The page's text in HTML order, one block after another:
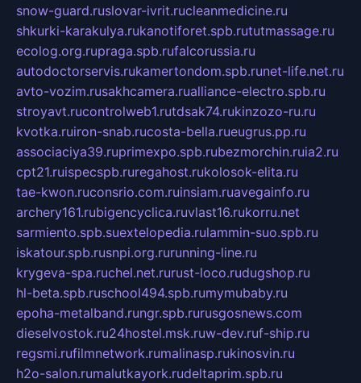
snow-guard.ruslovar-ivrit.rucleanmedicine.ru
shkurki-karakulya.rukanotiforet.spb.rututmassage.ru
ecolog.org.rupraga.spb.rufalcorussia.ru
autodoctorservis.rukamertondom.spb.runet-life.net.ru
avto-vozim.rusakhcamera.rualliance-electro.spb.ru
stroyavt.rucontrolweb1.rutdsak74.rukinzozo-ru.ru
kvotka.ruiron-snab.rucosta-bella.rueugrus.pp.ru
associaciya39.ruprimexpo.spb.rubezmorchin.ruia2.ru
cpt21.ruispecspb.ruregahost.rukolosok-elita.ru
tae-kwon.ruconsrio.com.ruinsiam.ruavegainfo.ru
archery161.rubigencyclica.ruvlast16.rukorru.net
sarmiento.spb.suextelopedia.rulammin-suo.spb.ru
iskatour.spb.rusnpi.org.rurunning-line.ru
krygeva-spa.ruchel.net.rurust-loco.rudugshop.ru
hl-beta.spb.ruschool494.spb.rumymubaby.ru
epoha-metalband.rungr.spb.rurusgosnews.com
dieselvostok.ru24hostel.msk.ruw-dev.ruf-ship.ru
regsmi.rufilmnetwork.rumalinasp.rukinosvin.ru
h2o-salon.rumalutkayork.rudeltaprim.spb.ru